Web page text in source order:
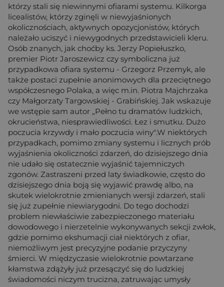
którzy stali się niewinnymi ofiarami systemu. Kilkorga
licealistów, którzy zginęli w niewyjaśnionych
okolicznościach, aktywnych opozycjonistów, których
należało uciszyć i niewygodnych przedstawicieli kleru.
Osób znanych, jak choćby ks. Jerzy Popiełuszko,
premier Piotr Jaroszewicz czy symboliczna już
przypadkowa ofiara systemu - Grzegorz Przemyk, ale
także postaci zupełnie anonimowych dla przeciętnego
współczesnego Polaka, a więc m.in. Piotra Majchrzaka
czy Małgorzaty Targowskiej - Grabińskiej. Jak wskazuje
we wstępie sam autor „Pełno tu dramatów ludzkich,
okrucieństwa, niesprawiedliwości. Łez i smutku. Dużo
poczucia krzywdy i mało poczucia winy".W niektórych
przypadkach, pomimo zmiany systemu i licznych prób
wyjaśnienia okoliczności zdarzeń, do dzisiejszego dnia
nie udało się ostatecznie wyjaśnić tajemniczych
zgonów. Zastraszeni przed laty świadkowie, często do
dzisiejszego dnia boją się wyjawić prawdę albo, na
skutek wielokrotnie zmienianych wersji zdarzeń, stali
się już zupełnie niewiarygodni. Do tego dochodzi
problem niewłaściwie zabezpieczonego materiału
dowodowego i nierzetelnie wykonywanych sekcji zwłok,
gdzie pomimo ekshumacji ciał niektórych z ofiar,
niemożliwym jest precyzyjne podanie przyczyny
śmierci. W międzyczasie wielokrotnie powtarzane
kłamstwa zdążyły już przesączyć się do ludzkiej
świadomości niczym trucizna, zatruwając umysły